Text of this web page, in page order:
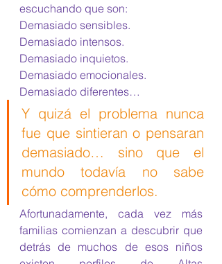
escuchando que son:
Demasiado sensibles.
Demasiado intensos.
Demasiado inquietos.
Demasiado emocionales.
Demasiado diferentes…
Y quizá el problema nunca
fue que sintieran o pensaran
demasiado… sino que el
mundo todavía no sabe
cómo comprenderlos.
Afortunadamente, cada vez más
familias comienzan a descubrir que
detrás de muchos de esos niños